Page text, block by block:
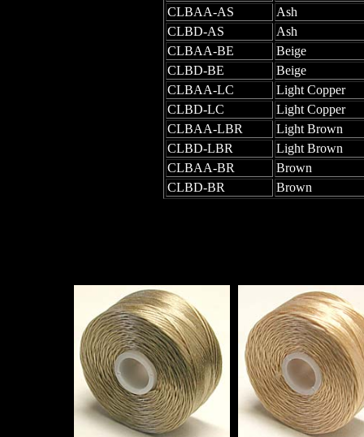
CLBAA-AS
Ash
CLBD-AS
Ash
CLBAA-BE
Beige
CLBD-BE
Beige
CLBAA-LC
Light Copper
CLBD-LC
Light Copper
CLBAA-LBR
Light Brown
CLBD-LBR
Light Brown
CLBAA-BR
Brown
CLBD-BR
Brown